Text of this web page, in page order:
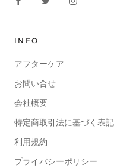
INFO
アフターケア
お問い合せ
会社概要
特定商取引法に基づく表記
利用規約
プライバシーポリシー